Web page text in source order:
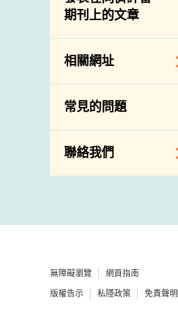
下載
公開比賽
期刊上的文章
相關網址
相關政府部門／機
構
常見的問題
聯絡我們
地址及電話
郵件貼上足夠郵資
無障礙瀏覽 網頁指南
版權告示 私隱政策 免責聲明